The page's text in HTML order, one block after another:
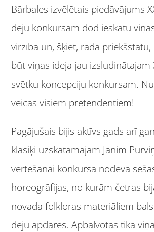
Bārbales izvēlētais piedāvājums
deju konkursam dod ieskatu
virzībā un, šķiet, rada
būt viņas ideja jau izsludinātajam
svētku koncepciju konkursam.
veicas visiem pretendentiem!
Pagājušais bijis aktīvs gads arī
klasiķi uzskatāmajam Jānim
vērtēšanai konkursā nodeva
horeogrāfijas, no kurām četras
novada folkloras materiāliem
deju apdares. Apbalvotas tika